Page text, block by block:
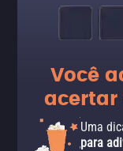
Você
acertar
Uma
para